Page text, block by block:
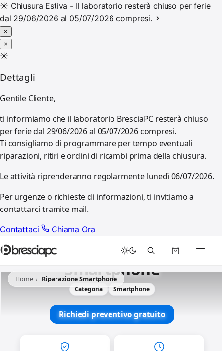
☀️ Chiusura Estiva - Il laboratorio resterà chiuso per ferie
dal 29/06/2026 al 05/07/2026 compresi.
×
×
☀️
Dettagli
Gentile Cliente,
ti informiamo che il laboratorio BresciaPC resterà chiuso
per ferie dal 29/06/2026 al 05/07/2026 compresi.
Ti consigliamo di programmare per tempo eventuali
riparazioni, ritiri e ordini di ricambi prima della chiusura.
Le attività riprenderanno regolarmente lunedì 06/07/2026.
Per urgenze o richieste di informazioni, ti invitiamo a
contattarci tramite mail.
Contattaci Chiama Ora
Home Riparazione Smartphone
Riparazione
Smartphone
Categoria Smartphone
Richiedi preventivo gratuito